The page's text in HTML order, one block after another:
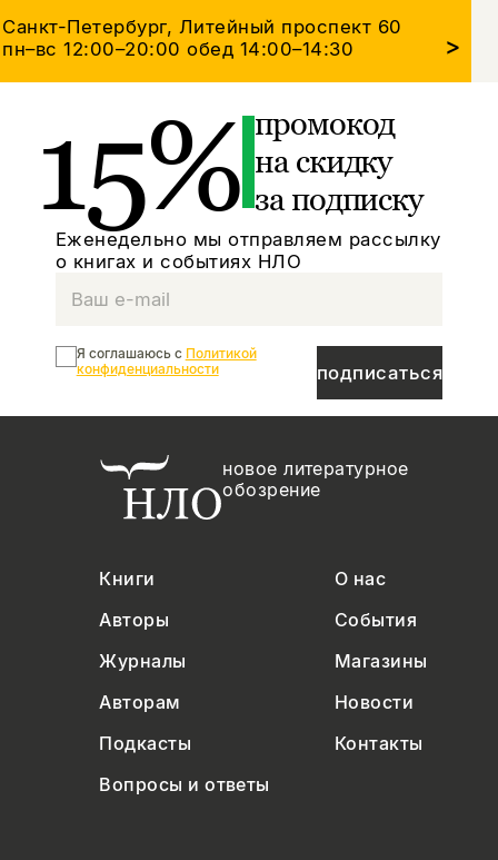
Санкт-Петербург, Литейный проспект 60
пн–вс 12:00–20:00обед 14:00–14:30 >
15% промокод
на скидку
за подписку
Еженедельно мы отправляем рассылку
о книгах и событиях НЛО
подписаться
Я соглашаюсь с Политикой
конфиденциальности
новое литературное
обозрение
Книги
О нас
Авторы
События
Журналы
Магазины
Авторам
Новости
Подкасты
Контакты
Вопросы и ответы